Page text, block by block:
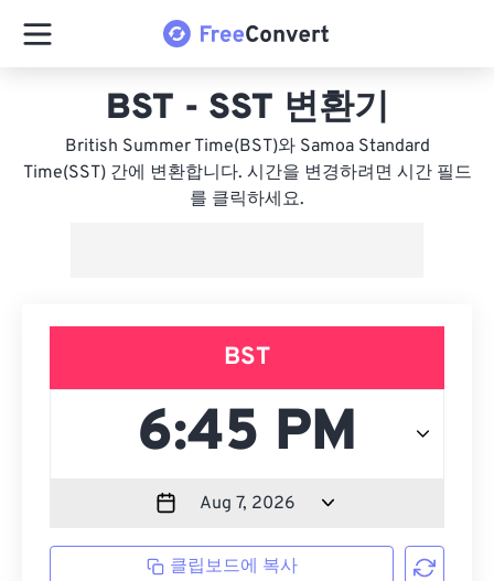
BST - SST 변환기
British Summer Time(BST)와 Samoa Standard
Time(SST) 간에 변환합니다. 시간을 변경하려면 시간 필드
를 클릭하세요.
BST
클립보드에 복사